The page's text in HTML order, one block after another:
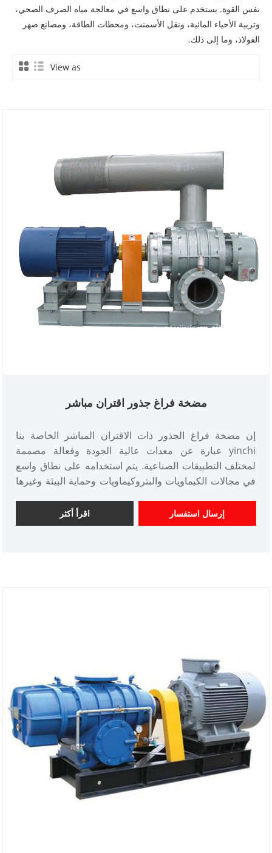
نفس القوة. يستخدم على نطاق واسع في معالجة مياه الصرف الصحي،
وتربية الأحياء المائية، ونقل الأسمنت، ومحطات الطاقة، ومصانع صهر
الفولاذ، وما إلى ذلك.
View as
مضخة فراغ جذور اقتران مباشر
إن مضخة فراغ الجذور ذات الاقتران المباشر الخاصة بنا
yinchi عبارة عن معدات عالية الجودة وفعالة مصممة
لمختلف التطبيقات الصناعية. يتم استخدامه على نطاق واسع
في مجالات الكيماويات والبتروكيماويات وحماية البيئة وغيرها
اقرأ أكثر إرسال استفسار